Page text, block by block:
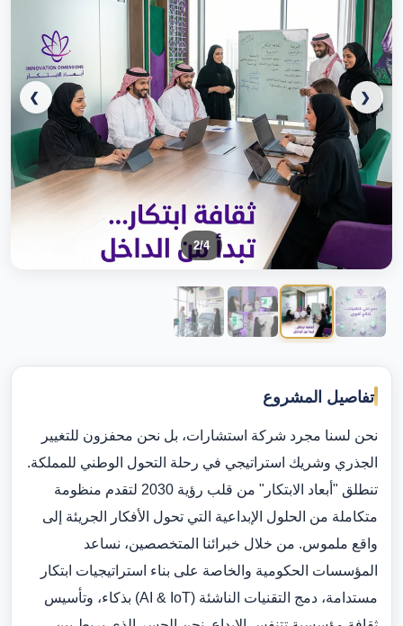
❮
❯
2/4
تفاصيل المشروع
نحن لسنا مجرد شركة استشارات، بل نحن محفزون للتغيير
الجذري وشريك استراتيجي في رحلة التحول الوطني للمملكة.
تنطلق "أبعاد الابتكار" من قلب رؤية 2030 لتقدم منظومة
متكاملة من الحلول الإبداعية التي تحول الأفكار الجريئة إلى
واقع ملموس. من خلال خبرائنا المتخصصين، نساعد
المؤسسات الحكومية والخاصة على بناء استراتيجيات ابتكار
مستدامة، دمج التقنيات الناشئة (AI & IoT) بذكاء، وتأسيس